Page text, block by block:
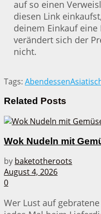
auf so einen
diesen Link
deinem Einkauf
verändert sich der
nicht.
Tags: Abendessen
Related Posts
Wok Nudeln mit
by baketotheroots
August 4, 2026
0
Wer Lust auf